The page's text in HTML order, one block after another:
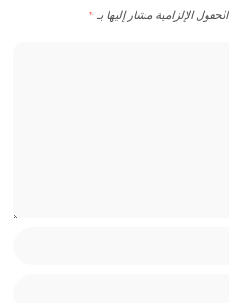
الحقول الإلزامية مشار إليها بـ*